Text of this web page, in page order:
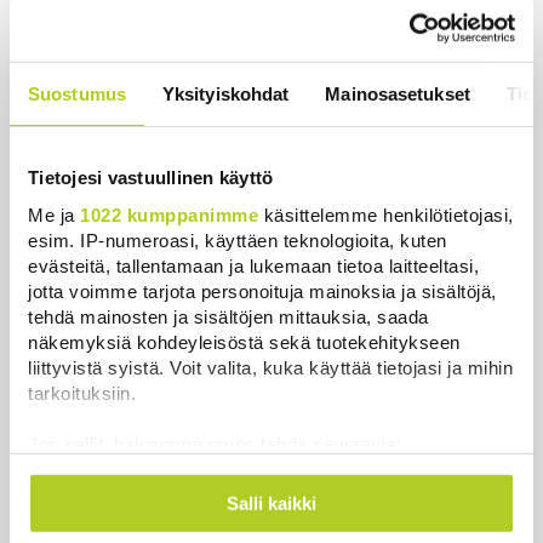
Suostumus Yksityiskohdat Mainosasetukset
Tietojesi vastuullinen käyttö
Me ja 1022 kumppanimme käsittelemme henkilötietojasi,
esim. IP-numeroasi, käyttäen teknologioita, kuten
evästeitä, tallentamaan ja lukemaan tietoa laitteeltasi,
jotta voimme tarjota personoituja mainoksia ja sisältöjä,
tehdä mainosten ja sisältöjen mittauksia, saada
näkemyksiä kohdeyleisöstä sekä tuotekehitykseen
liittyvistä syistä. Voit valita, kuka käyttää tietojasi ja mihin
tarkoituksiin.
Kerätä tietoja maantieteellisestä sijainnistasi,
mahdollisesti muutaman metrin tarkkuudella
Salli kaikki
käteen”
Uutiset | 5.8.2026 14:40
Uutiset
Uusimmat Luetuimmat